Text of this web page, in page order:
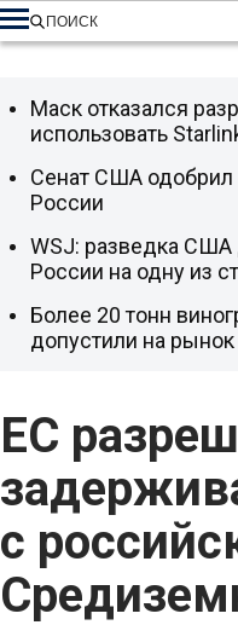
ПОИСК
ЕС
с
Маск отказался
использовать
Сенат США одобрил
России
WSJ: разведка США
России на одну из
Более 20 тонн
допустили на